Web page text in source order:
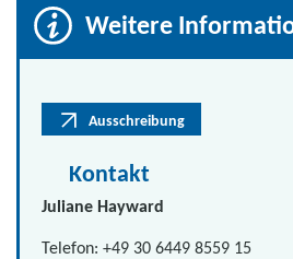
Weitere
Ausschreibung
Kontakt
Juliane Hayward
Telefon: +49 30 6449 8559 15